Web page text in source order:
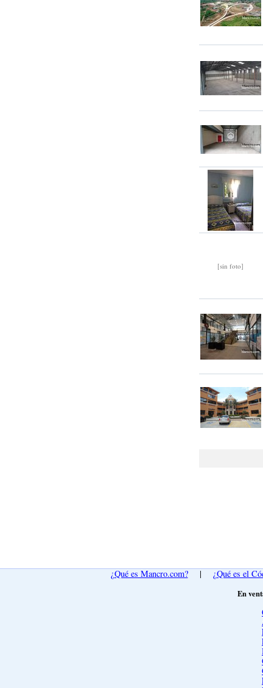
[sin foto]
¿Qué es Mancro.com?| ¿Qué es el
En